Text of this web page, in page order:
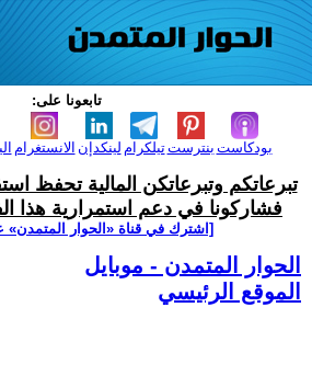
تابعونا على:
الانستغرام لينكدإن تيلكرامبنترست بودكاست
تبرعاتكم وتبرعاتكن المالية تحفظ
فشاركونا في دعم استمرارية هذا
[اشترك في قناة ‫«الحوار المتمدن»
الحوار المتمدن - موبايل
الموقع الرئيسي